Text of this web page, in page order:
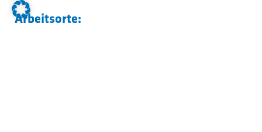
Arbeitsorte: